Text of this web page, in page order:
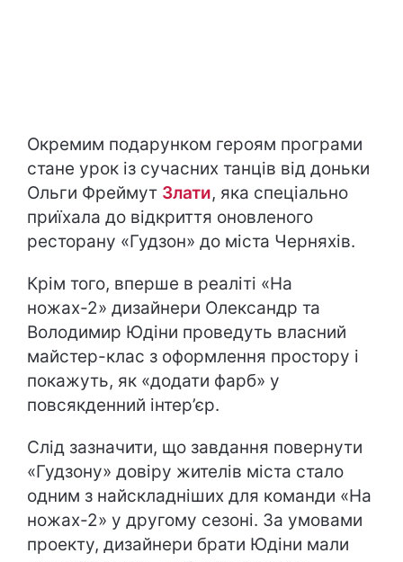
Окремим подарунком героям програми
стане урок із сучасних танців від доньки
Ольги Фреймут Злати, яка спеціально
приїхала до відкриття оновленого
ресторану «Гудзон» до міста Черняхів.
Крім того, вперше в реаліті «На
ножах-2» дизайнери Олександр та
Володимир Юдіни проведуть власний
майстер-клас з оформлення простору і
покажуть, як «додати фарб» у
повсякденний інтер’єр.
Слід зазначити, що завдання повернути
«Гудзону» довіру жителів міста стало
одним з найскладніших для команди «На
ножах-2» у другому сезоні. За умовами
проекту, дизайнери брати Юдіни мали